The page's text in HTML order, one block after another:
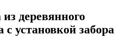
деревянного
установкой забора